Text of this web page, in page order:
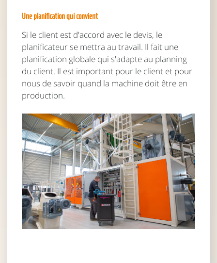
Une planification qui convient
Si le client est d'accord avec le devis, le
planificateur se mettra au travail. Il fait une
planification globale qui s'adapte au planning
du client. Il est important pour le client et pour
nous de savoir quand la machine doit être en
production.